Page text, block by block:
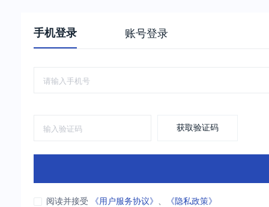
手机登录 账号登录
获取验证码
阅读并接受 《用户服务协议》 、 《隐私政策》